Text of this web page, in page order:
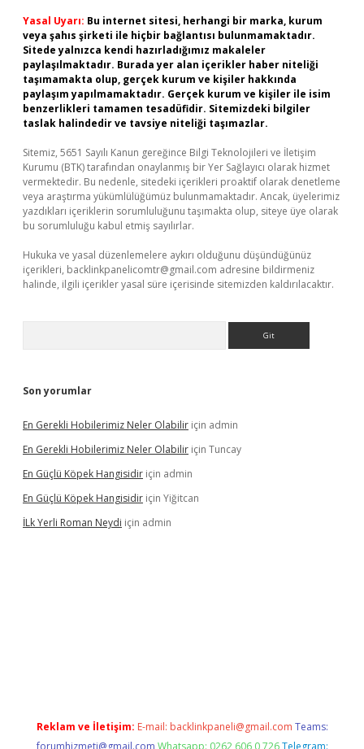
Yasal Uyarı: Bu internet sitesi, herhangi bir marka, kurum
veya şahıs şirketi ile hiçbir bağlantısı bulunmamaktadır.
Sitede yalnızca kendi hazırladığımız makaleler
paylaşılmaktadır. Burada yer alan içerikler haber niteliği
taşımamakta olup, gerçek kurum ve kişiler hakkında
paylaşım yapılmamaktadır. Gerçek kurum ve kişiler ile isim
benzerlikleri tamamen tesadüfidir. Sitemizdeki bilgiler
taslak halindedir ve tavsiye niteliği taşımazlar.
Sitemiz, 5651 Sayılı Kanun gereğince Bilgi Teknolojileri ve İletişim
Kurumu (BTK) tarafından onaylanmış bir Yer Sağlayıcı olarak hizmet
vermektedir. Bu nedenle, sitedeki içerikleri proaktif olarak denetleme
veya araştırma yükümlülüğümüz bulunmamaktadır. Ancak, üyelerimiz
yazdıkları içeriklerin sorumluluğunu taşımakta olup, siteye üye olarak
bu sorumluluğu kabul etmiş sayılırlar.
Hukuka ve yasal düzenlemelere aykırı olduğunu düşündüğünüz
içerikleri, backlinkpanelicomtr@gmail.com adresine bildirmeniz
halinde, ilgili içerikler yasal süre içerisinde sitemizden kaldırılacaktır.
Son yorumlar
En Gerekli Hobilerimiz Neler Olabilir için admin
En Gerekli Hobilerimiz Neler Olabilir için Tuncay
En Güçlü Köpek Hangisidir için admin
En Güçlü Köpek Hangisidir için Yiğitcan
İLk Yerli Roman Neydi için admin
Reklam ve İletişim: E-mail: backlinkpaneli@gmail.com Teams:
forumhizmeti@gmail.com Whatsapp: 0262 606 0 726 Telegram: